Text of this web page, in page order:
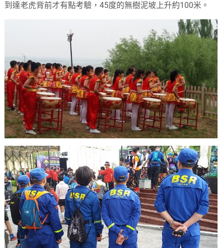
到達老虎背前才有點考驗，45度的無樹泥坡上升約100米。